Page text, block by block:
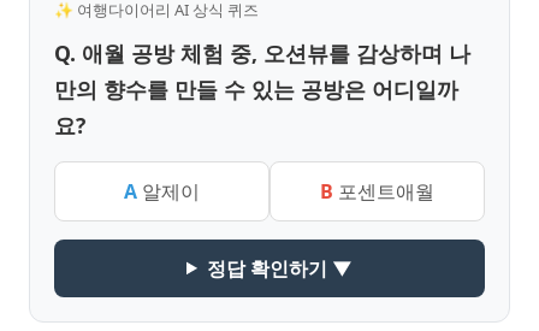
✨ 여행다이어리 AI 상식 퀴즈
Q. 애월 공방 체험 중, 오션뷰를 감상하며 나
만의 향수를 만들 수 있는 공방은 어디일까
요?
A 알제이 B 포센트애월
정답 확인하기 ▼